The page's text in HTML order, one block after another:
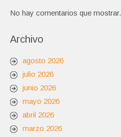
No hay comentarios que mostrar.
Archivo
agosto 2026
julio 2026
junio 2026
mayo 2026
abril 2026
marzo 2026